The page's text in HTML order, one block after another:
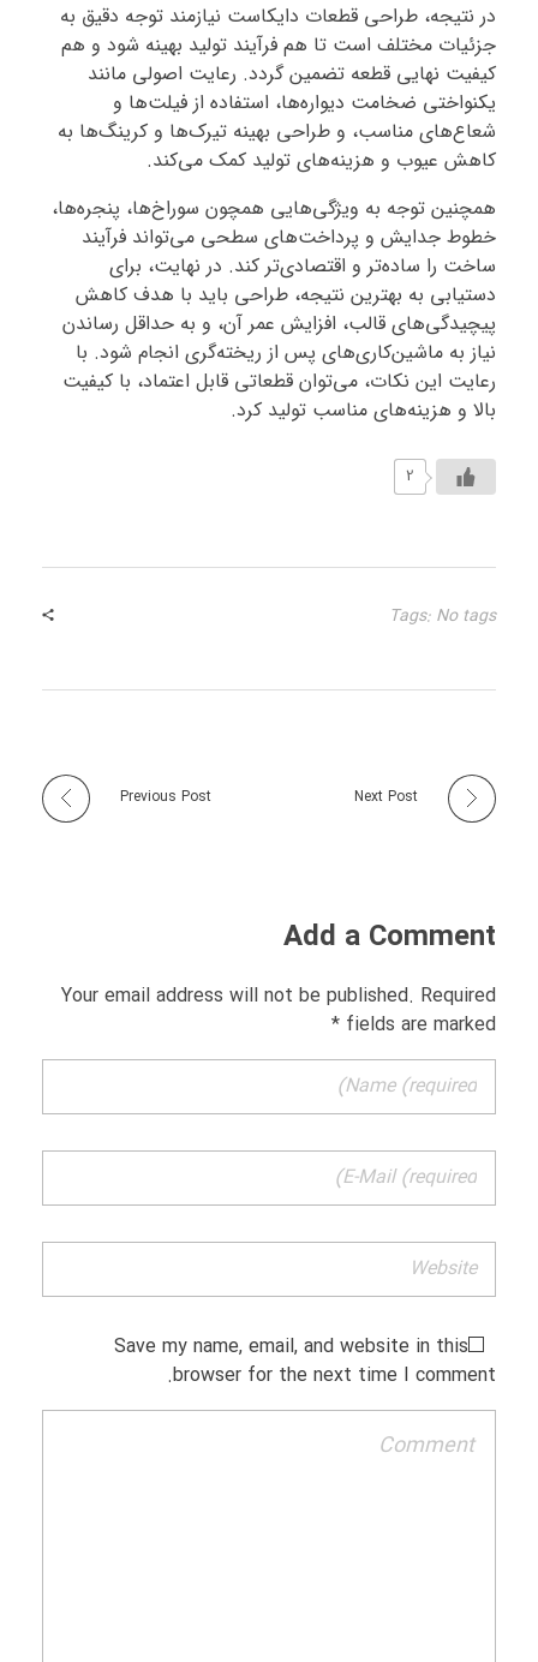
در نتیجه، طراحی قطعات دایکاست نیازمند توجه دقیق به
جزئیات مختلف است تا هم فرآیند تولید بهینه شود و هم
کیفیت نهایی قطعه تضمین گردد. رعایت اصولی مانند
یکنواختی ضخامت دیواره‌ها، استفاده از فیلت‌ها و
شعاع‌های مناسب، و طراحی بهینه تیرک‌ها و کرینگ‌ها به
کاهش عیوب و هزینه‌های تولید کمک می‌کند.
همچنین توجه به ویژگی‌هایی همچون سوراخ‌ها، پنجره‌ها،
خطوط جدایش و پرداخت‌های سطحی می‌تواند فرآیند
ساخت را ساده‌تر و اقتصادی‌تر کند. در نهایت، برای
دستیابی به بهترین نتیجه، طراحی باید با هدف کاهش
پیچیدگی‌های قالب، افزایش عمر آن، و به حداقل رساندن
نیاز به ماشین‌کاری‌های پس از ریخته‌گری انجام شود. با
رعایت این نکات، می‌توان قطعاتی قابل اعتماد، با کیفیت
بالا و هزینه‌های مناسب تولید کرد.
2
Tags: No tags
Previous Post Next Post
Add a Comment
Your email address will not be published. Required
fields are marked *
Save my name, email, and website in this
browser for the next time I comment.